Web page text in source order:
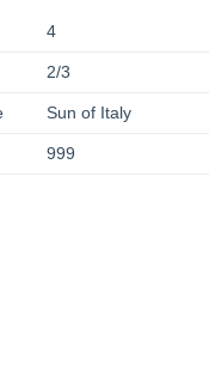
4
2/3
Sun of Italy
999